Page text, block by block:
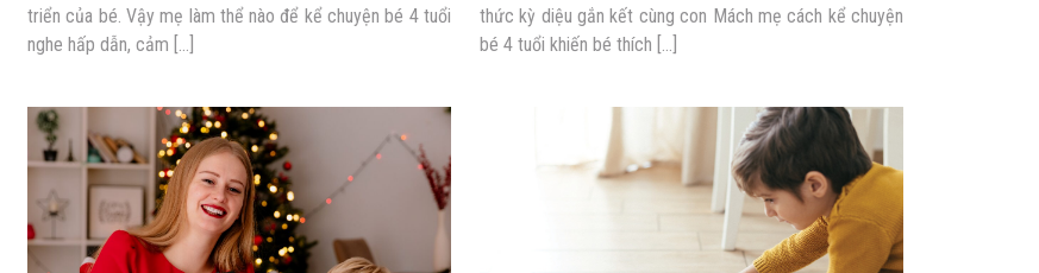
triển của bé. Vậy mẹ làm thể nào để kể chuyện bé 4 tuổi
nghe hấp dẫn, cảm […]
thức kỳ diệu gắn kết cùng con Mách mẹ cách kể chuyện
bé 4 tuổi khiến bé thích […]